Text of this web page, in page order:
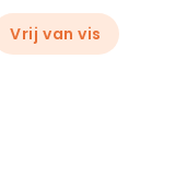
Vrij van vis